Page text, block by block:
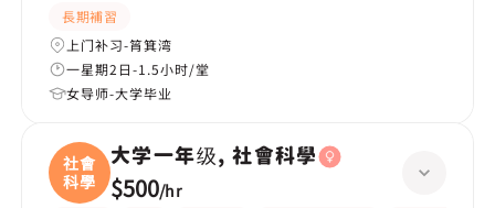
長期補習
上门补习-筲箕湾
一星期2日-1.5小时/堂
女导师-大学毕业
社會
科學
大学一年级, 社會科學
$500/hr